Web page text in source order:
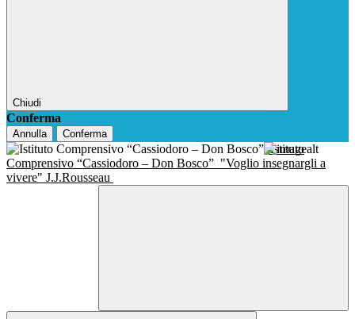
Chiudi
Conferma
Annulla Conferma
Istituto
Comprensivo “Cassiodoro – Don Bosco” "Voglio insegnargli a
vivere" J.J.Rousseau